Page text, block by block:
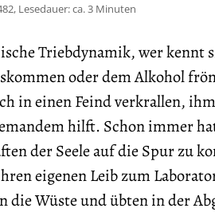
Lesedauer: ca. 3 Minuten
Triebdynamik, wer
oder dem Alkohol
in einen Feind verkrallen,
hilft. Schon immer
der Seele auf die Spur zu
eigenen Leib zum
die Wüste und übten in der